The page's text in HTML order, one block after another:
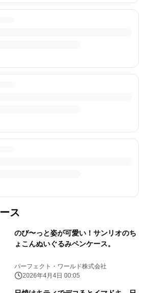
ス
のび〜っと姿が可愛い！サンリオのち
ょこんぬいぐるみペンケース。
パーフェクト・ワールド株式会社
2026年4月4日 00:05